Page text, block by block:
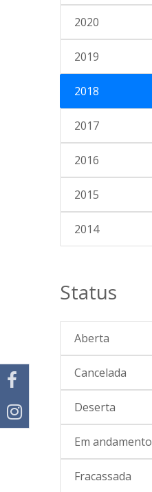
2020
2019
2018
2017
2016
2015
2014
Status
Aberta
Cancelada
Deserta
Em andamento
Fracassada